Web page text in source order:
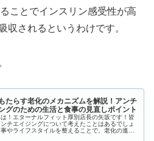
ことでインスリン感受性が高
収されるというわけです。
たらす老化のメカニズムを解説！アンチ
グのための生活と食事の見直しポイント
は！エターナルフィット厚別店長の矢坂です！皆
チエイジングについて考えたことはあるでしょ
やライフスタイルを整えることで、老化の進行